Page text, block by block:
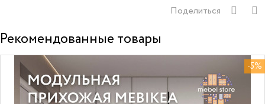
Поделиться
Рекомендованные товары
-5%